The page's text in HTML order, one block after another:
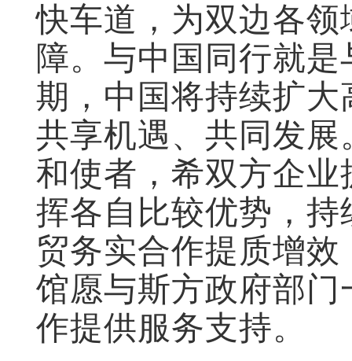
快车道，为双边各
障。与中国同行就
期，中国将持续扩
共享机遇、共同发
和使者，希双方企
挥各自比较优势，
贸务实合作提质增
馆愿与斯方政府部
作提供服务支持。